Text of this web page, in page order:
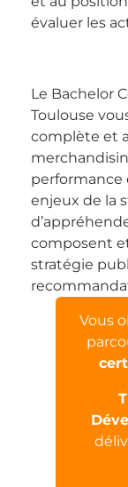
évaluer les
Le Bachelor
Toulouse
complète et
performance
enjeux de la
composent
stratégie
Vous